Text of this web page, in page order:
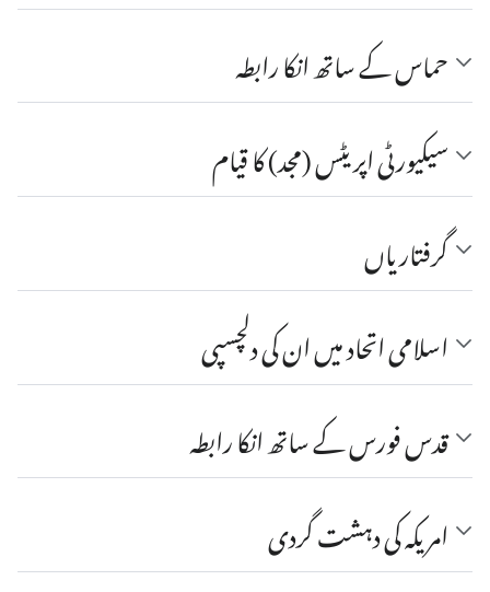
حماس کے ساتھ انکا رابطه
سیکیورٹی اپریٹس (مجد) کا قیام
گرفتاریاں
اسلامی اتحاد میں ان کی دلچسپی
قدس فورس کے ساتھ انکا رابطه
امریکہ کی دہشت گردی